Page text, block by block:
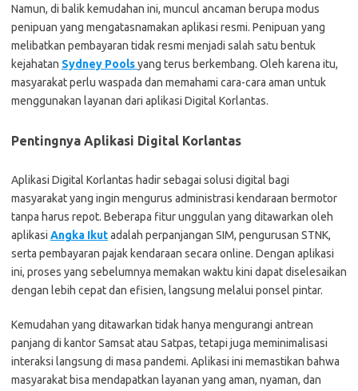
Namun, di balik kemudahan ini, muncul ancaman berupa modus
penipuan yang mengatasnamakan aplikasi resmi. Penipuan yang
melibatkan pembayaran tidak resmi menjadi salah satu bentuk
kejahatan Sydney Poolsyang terus berkembang. Oleh karena itu,
masyarakat perlu waspada dan memahami cara-cara aman untuk
menggunakan layanan dari aplikasi Digital Korlantas.
Pentingnya Aplikasi Digital Korlantas
Aplikasi Digital Korlantas hadir sebagai solusi digital bagi
masyarakat yang ingin mengurus administrasi kendaraan bermotor
tanpa harus repot. Beberapa fitur unggulan yang ditawarkan oleh
aplikasi Angka Ikutadalah perpanjangan SIM, pengurusan STNK,
serta pembayaran pajak kendaraan secara online. Dengan aplikasi
ini, proses yang sebelumnya memakan waktu kini dapat diselesaikan
dengan lebih cepat dan efisien, langsung melalui ponsel pintar.
Kemudahan yang ditawarkan tidak hanya mengurangi antrean
panjang di kantor Samsat atau Satpas, tetapi juga meminimalisasi
interaksi langsung di masa pandemi. Aplikasi ini memastikan bahwa
masyarakat bisa mendapatkan layanan yang aman, nyaman, dan